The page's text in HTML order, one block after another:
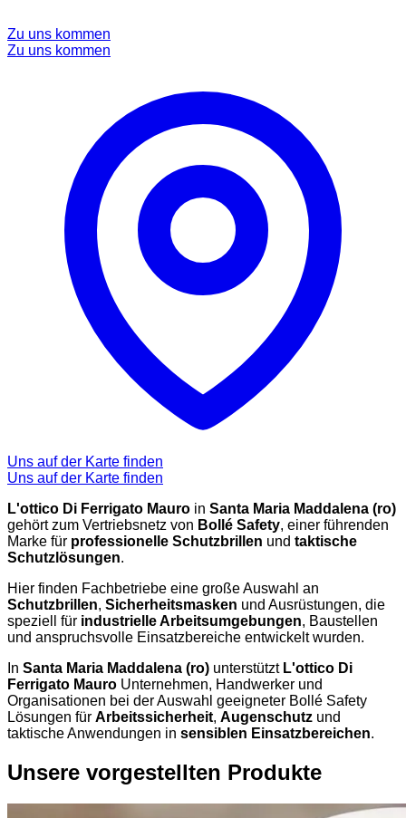
Zu uns kommen
Zu uns kommen
Uns auf der Karte finden
Uns auf der Karte finden
L'ottico Di Ferrigato Mauro in Santa Maria Maddalena (ro)
gehört zum Vertriebsnetz von Bollé Safety, einer führenden
Marke für professionelle Schutzbrillen und taktische
Schutzlösungen.
Hier finden Fachbetriebe eine große Auswahl an
Schutzbrillen, Sicherheitsmasken und Ausrüstungen, die
speziell für industrielle Arbeitsumgebungen, Baustellen
und anspruchsvolle Einsatzbereiche entwickelt wurden.
In Santa Maria Maddalena (ro) unterstützt L'ottico Di
Ferrigato Mauro Unternehmen, Handwerker und
Organisationen bei der Auswahl geeigneter Bollé Safety
Lösungen für Arbeitssicherheit, Augenschutz und
taktische Anwendungen in sensiblen Einsatzbereichen.
Unsere vorgestellten Produkte